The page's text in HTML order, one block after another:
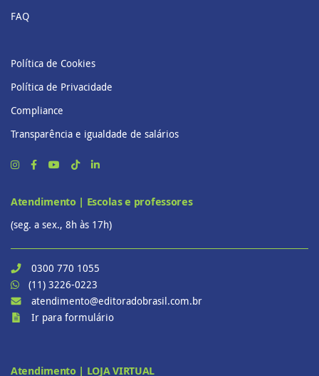
FAQ
Política de Cookies
Política de Privacidade
Compliance
Transparência e igualdade de salários
Atendimento | Escolas e professores
(seg. a sex., 8h às 17h)
0300 770 1055
(11) 3226-0223
atendimento@editoradobrasil.com.br
Ir para formulário
Atendimento | LOJA VIRTUAL